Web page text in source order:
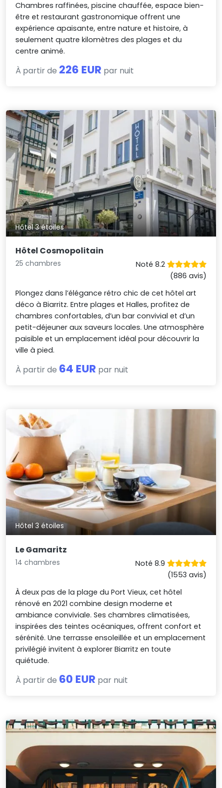
Chambres raffinées, piscine chauffée, espace bien-
être et restaurant gastronomique offrent une
expérience apaisante, entre nature et histoire, à
seulement quatre kilomètres des plages et du
centre animé.
À partir de 226 EUR par nuit
Hôtel 3 étoiles
Hôtel Cosmopolitain
25 chambres
Noté 8.2
(886 avis)
Plongez dans l’élégance rétro chic de cet hôtel art
déco à Biarritz. Entre plages et Halles, profitez de
chambres confortables, d’un bar convivial et d’un
petit-déjeuner aux saveurs locales. Une atmosphère
paisible et un emplacement idéal pour découvrir la
ville à pied.
À partir de 64 EUR par nuit
Hôtel 3 étoiles
Le Gamaritz
14 chambres
Noté 8.9
(1553 avis)
À deux pas de la plage du Port Vieux, cet hôtel
rénové en 2021 combine design moderne et
ambiance conviviale. Ses chambres climatisées,
inspirées des teintes océaniques, offrent confort et
sérénité. Une terrasse ensoleillée et un emplacement
privilégié invitent à explorer Biarritz en toute
quiétude.
À partir de 60 EUR par nuit